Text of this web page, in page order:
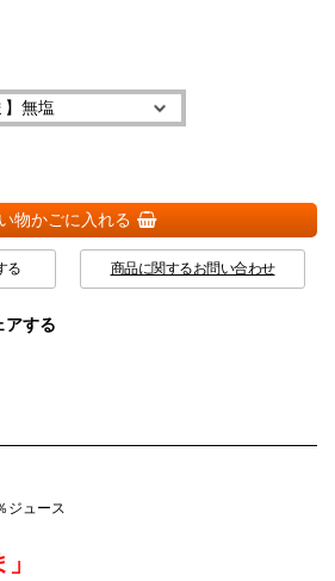
物かごに入れる
る 商品に関するお問い合わせ
アする
ジュース